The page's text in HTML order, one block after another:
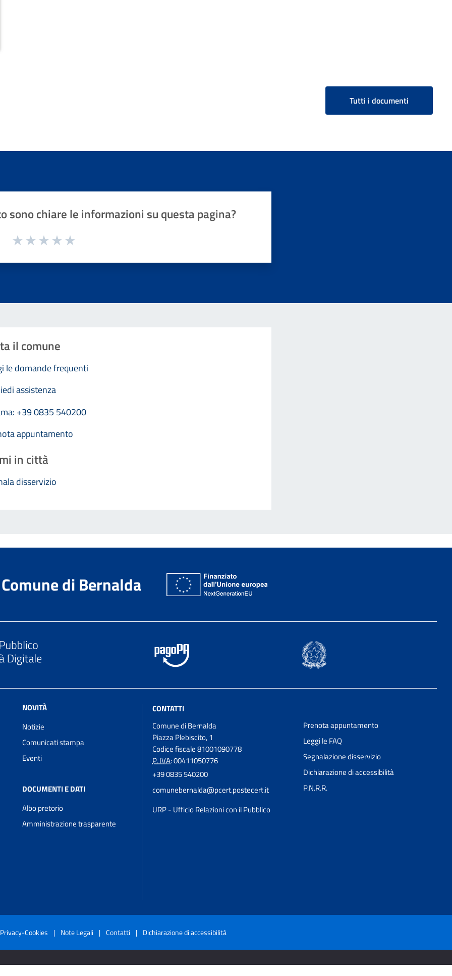
Tutti i documenti
sono chiare le informazioni su questa pagina?
1 a 5 stelle la pagina
il comune
le domande frequenti
assistenza
+39 0835 540200
appuntamento
in città
disservizio
Comune di Bernalda
NOVITÀ
Notizie
Comunicati stampa
Eventi
DOCUMENTI E DATI
Albo pretorio
Amministrazione trasparente
CONTATTI
Comune di Bernalda
Piazza Plebiscito, 1
Codice fiscale 81001090778
P. IVA:00411050776
+39 0835 540200
comunebernalda@pcert.postecert.it
URP - Ufficio Relazioni con il Pubblico
Prenota appuntamento
Leggi le FAQ
Segnalazione disservizio
Dichiarazione di accessibilità
P.N.R.R.
Privacy-Cookies | Note Legali | Contatti | Dichiarazione di accessibilità